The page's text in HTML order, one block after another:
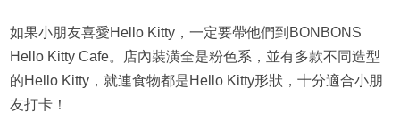
如果小朋友喜愛Hello Kitty，一定要帶他們到BONBONS
Hello Kitty Cafe。店內裝潢全是粉色系，並有多款不同造型
的Hello Kitty，就連食物都是Hello Kitty形狀，十分適合小朋
友打卡！